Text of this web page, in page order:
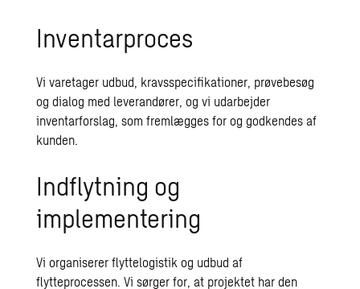
Inventarproces
Vi varetager udbud, kravsspecifikationer, prøvebesøg
og dialog med leverandører, og vi udarbejder
inventarforslag, som fremlægges for og godkendes af
kunden.
Indflytning og
implementering
Vi organiserer flyttelogistik og udbud af
flytteprocessen. Vi sørger for, at projektet har den